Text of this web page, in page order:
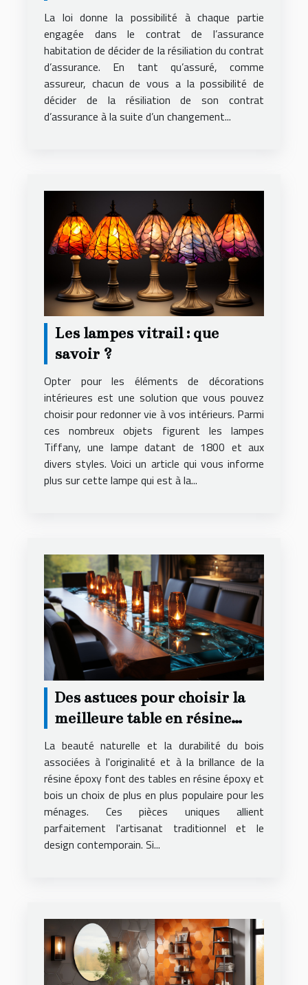
résilier ?
La loi donne la possibilité à chaque partie
engagée dans le contrat de l’assurance
habitation de décider de la résiliation du contrat
d’assurance. En tant qu’assuré, comme
assureur, chacun de vous a la possibilité de
décider de la résiliation de son contrat
d’assurance à la suite d’un changement...
Les lampes vitrail : que
savoir ?
Opter pour les éléments de décorations
intérieures est une solution que vous pouvez
choisir pour redonner vie à vos intérieurs. Parmi
ces nombreux objets figurent les lampes
Tiffany, une lampe datant de 1800 et aux
divers styles. Voici un article qui vous informe
plus sur cette lampe qui est à la...
Des astuces pour choisir la
meilleure table en résine
époxy et bois pour votre
logement
La beauté naturelle et la durabilité du bois
associées à l'originalité et à la brillance de la
résine époxy font des tables en résine époxy et
bois un choix de plus en plus populaire pour les
ménages. Ces pièces uniques allient
parfaitement l'artisanat traditionnel et le
design contemporain. Si...